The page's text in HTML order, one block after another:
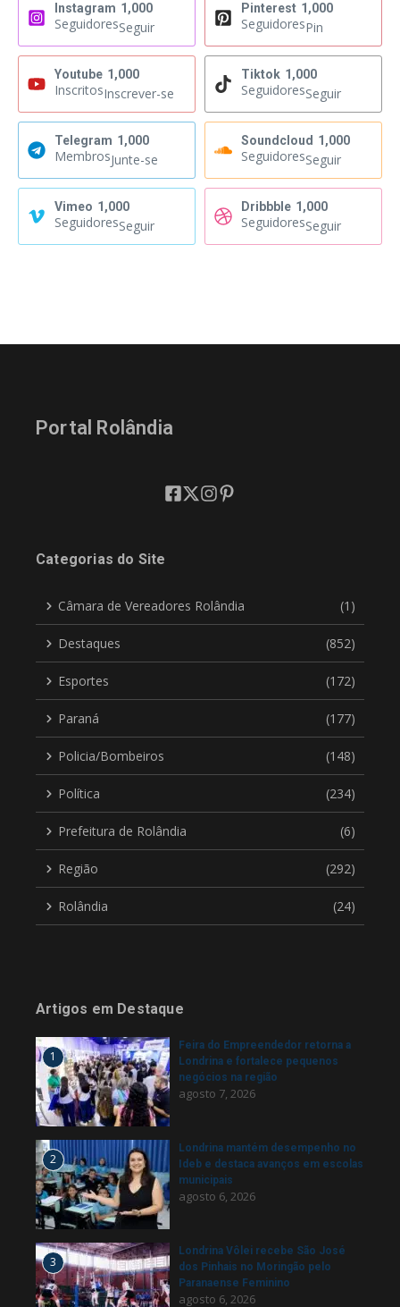
Instagram 1,000
SeguidoresSeguir
Pinterest 1,000
SeguidoresPin
Youtube 1,000
InscritosInscrever-se
Tiktok 1,000
SeguidoresSeguir
Telegram 1,000
MembrosJunte-se
Soundcloud 1,000
SeguidoresSeguir
Vimeo 1,000
SeguidoresSeguir
Dribbble 1,000
SeguidoresSeguir
Portal Rolândia
Categorias do Site
Câmara de Vereadores Rolândia (1)
Destaques (852)
Esportes (172)
Paraná (177)
Policia/Bombeiros (148)
Política (234)
Prefeitura de Rolândia (6)
Região (292)
Rolândia (24)
Artigos em Destaque
1
Feira do Empreendedor retorna a
Londrina e fortalece pequenos
negócios na região
agosto 7, 2026
2
Londrina mantém desempenho no
Ideb e destaca avanços em escolas
municipais
agosto 6, 2026
3
Londrina Vôlei recebe São José
dos Pinhais no Moringão pelo
Paranaense Feminino
agosto 6, 2026